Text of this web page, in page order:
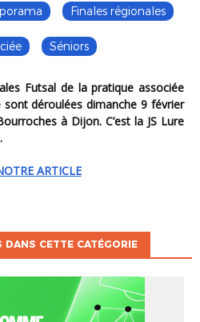
Finales régionales
Séniors
sont déroulées dimanche 9 février
à Dijon. C’est la JS Lure
ARTICLE
CETTE CATÉGORIE